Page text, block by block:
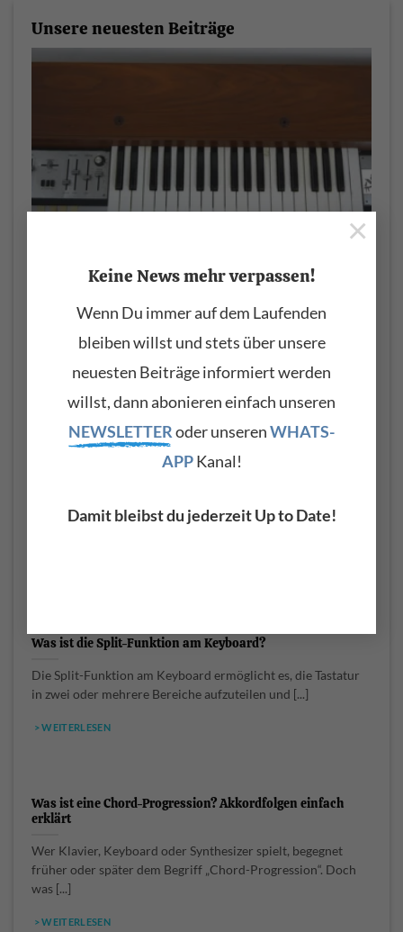
Keine News mehr verpassen!
Wenn Du immer auf dem Laufenden
bleiben willst und stets über unsere
neuesten Beiträge informiert werden
willst, dann abonieren einfach unseren
NEWSLETTERoder unserenWHATS-
APPKanal!
Damit bleibst du jederzeit Up to Date!
×
Unsere neuesten Beiträge
Berliner Schule
Einige wegweisende Krautrock- und Elektronik-Alben der
vermutlich anders klingen. [...]
> WEITERLESEN
Was ist die Split-Funktion am Keyboard?
Die Split-Funktion am Keyboard ermöglicht es, die Tastatur
in zwei oder mehrere Bereiche aufzuteilen und [...]
> WEITERLESEN
Was ist eine Chord-Progression? Akkordfolgen einfach
erklärt
Wer Klavier, Keyboard oder Synthesizer spielt, begegnet
früher oder später dem Begriff „Chord-Progression“. Doch
was [...]
> WEITERLESEN